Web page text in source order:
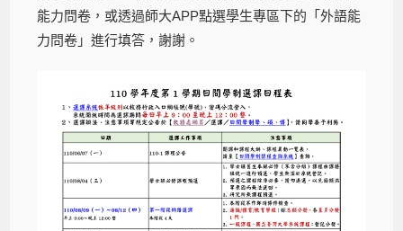
能力問卷，或透過師大APP點選學生專區下的「外語能
力問卷」進行填答，謝謝。